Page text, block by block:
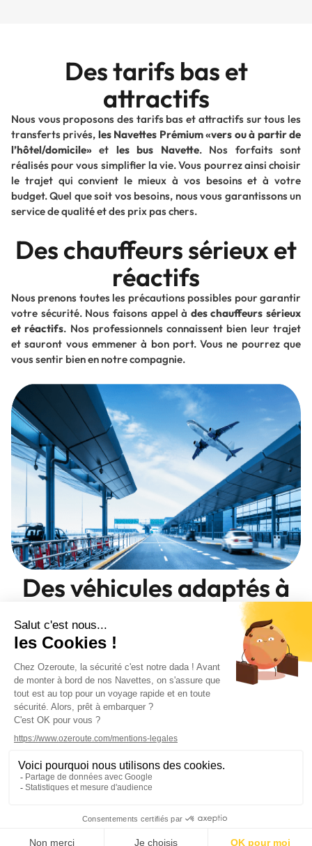
Des tarifs bas et
attractifs
Nous vous proposons des tarifs bas et attractifs sur tous les
transferts privés, les Navettes Prémium vers ou à partir de
l’hôtel/domicile
et les bus Navette. Nos forfaits sont
réalisés pour vous simplifier la vie. Vous pourrez ainsi choisir
le trajet qui convient le mieux à vos besoins et à votre
budget. Quel que soit vos besoins, nous vous garantissons un
service de qualité et des prix pas chers.
Des chauffeurs sérieux et
réactifs
Nous prenons toutes les précautions possibles pour garantir
votre sécurité. Nous faisons appel à des chauffeurs sérieux
et réactifs. Nos professionnels connaissent bien leur trajet
et sauront vous emmener à bon port. Vous ne pourrez que
vous sentir bien en notre compagnie.
Des véhicules adaptés à
vos besoins
Nous mettons à votre disposition un vaste choix de véhicules
pour vous transporter. Nous avons tout ce qu'il vous faut,
des voitures aux minibus, en passant par les autocars. Notre
flotte est équipée de façon à pouvoir répondre à toutes les
demandes. Nous sommes en mesure d'organiser votre
transport en fonction de vos besoins.
OzeRoute by CODBOX